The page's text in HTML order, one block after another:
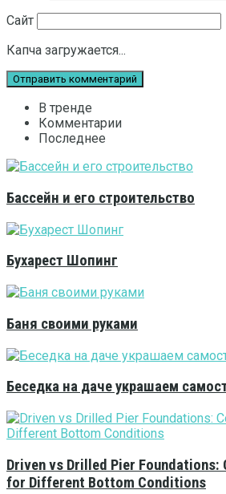
Сайт
Капча загружается...
В тренде
Комментарии
Последнее
Бассейн и его строительство
Бухарест Шопинг
Баня своими руками
Беседка на даче украшаем
Driven vs Drilled Pier Foundations:
for Different Bottom Conditions